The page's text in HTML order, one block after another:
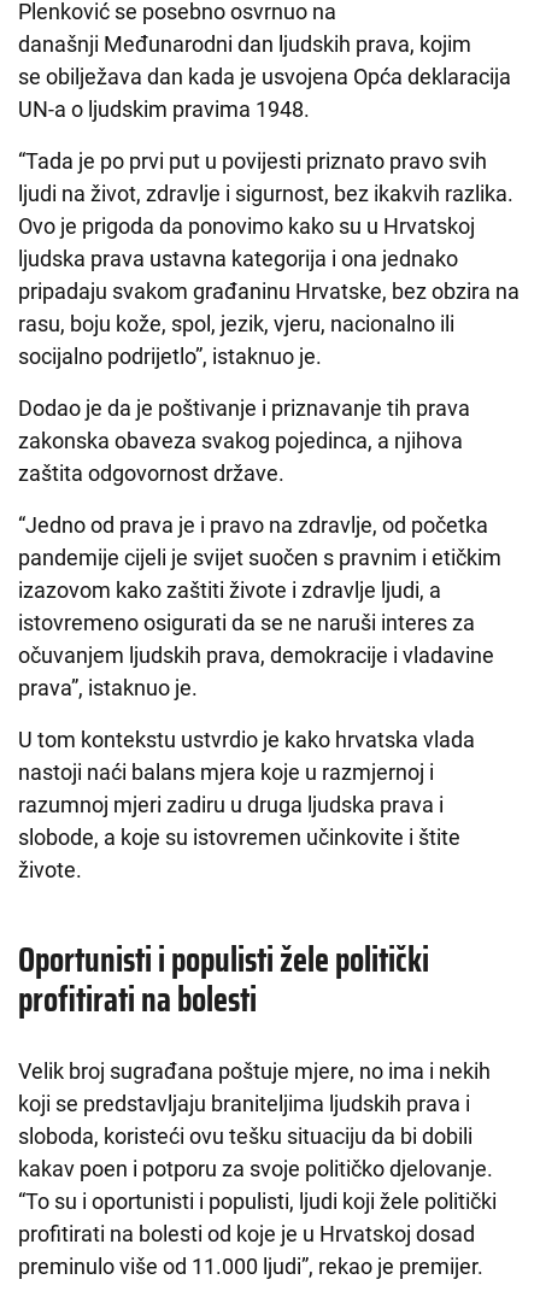
Plenković se posebno osvrnuo na
današnji Međunarodni dan ljudskih prava, kojim
se obilježava dan kada je usvojena Opća deklaracija
UN-a o ljudskim pravima 1948.
“Tada je po prvi put u povijesti priznato pravo svih
ljudi na život, zdravlje i sigurnost, bez ikakvih razlika.
Ovo je prigoda da ponovimo kako su u Hrvatskoj
ljudska prava ustavna kategorija i ona jednako
pripadaju svakom građaninu Hrvatske, bez obzira na
rasu, boju kože, spol, jezik, vjeru, nacionalno ili
socijalno podrijetlo”, istaknuo je.
Dodao je da je poštivanje i priznavanje tih prava
zakonska obaveza svakog pojedinca, a njihova
zaštita odgovornost države.
“Jedno od prava je i pravo na zdravlje, od početka
pandemije cijeli je svijet suočen s pravnim i etičkim
izazovom kako zaštiti živote i zdravlje ljudi, a
istovremeno osigurati da se ne naruši interes za
očuvanjem ljudskih prava, demokracije i vladavine
prava”, istaknuo je.
U tom kontekstu ustvrdio je kako hrvatska vlada
nastoji naći balans mjera koje u razmjernoj i
razumnoj mjeri zadiru u druga ljudska prava i
slobode, a koje su istovremen učinkovite i štite
živote.
Oportunisti i populisti žele politički
profitirati na bolesti
Velik broj sugrađana poštuje mjere, no ima i nekih
koji se predstavljaju braniteljima ljudskih prava i
sloboda, koristeći ovu tešku situaciju da bi dobili
kakav poen i potporu za svoje političko djelovanje.
“To su i oportunisti i populisti, ljudi koji žele politički
profitirati na bolesti od koje je u Hrvatskoj dosad
preminulo više od 11.000 ljudi”, rekao je premijer.